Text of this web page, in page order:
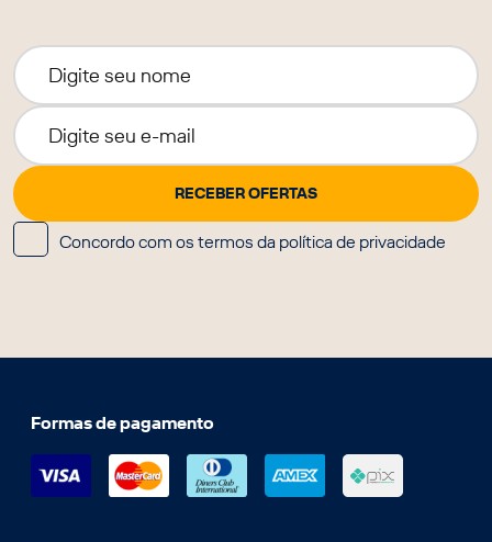
Concordo com os termos da política de privacidade
Formas de pagamento